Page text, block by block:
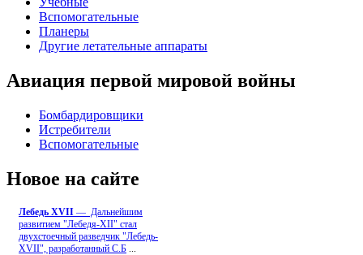
Вспомогательные
Планеры
Другие летательные аппараты
Авиация первой мировой войны
Бомбардировщики
Истребители
Вспомогательные
Новое на сайте
Лебедь ХVII — Дальнейшим
развитием "Лебедя-ХII" стал
двухстоечный разведчик "Лебедь-
XVII", разработанный С.Б